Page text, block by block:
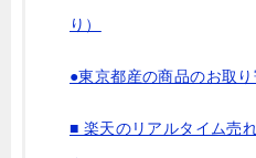
り）
●東京都産の商品のお取
■ 楽天のリアルタイム売